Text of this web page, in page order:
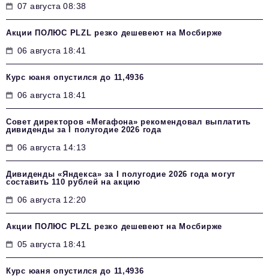
07 августа 08:38
Акции ПОЛЮС PLZL резко дешевеют на Мосбирже
06 августа 18:41
Курс юаня опустился до 11,4936
06 августа 18:41
Совет директоров «Мегафона» рекомендовал выплатить
дивиденды за I полугодие 2026 года
06 августа 14:13
Дивиденды «Яндекса» за I полугодие 2026 года могут
составить 110 рублей на акцию
06 августа 12:20
Акции ПОЛЮС PLZL резко дешевеют на Мосбирже
05 августа 18:41
Курс юаня опустился до 11,4936